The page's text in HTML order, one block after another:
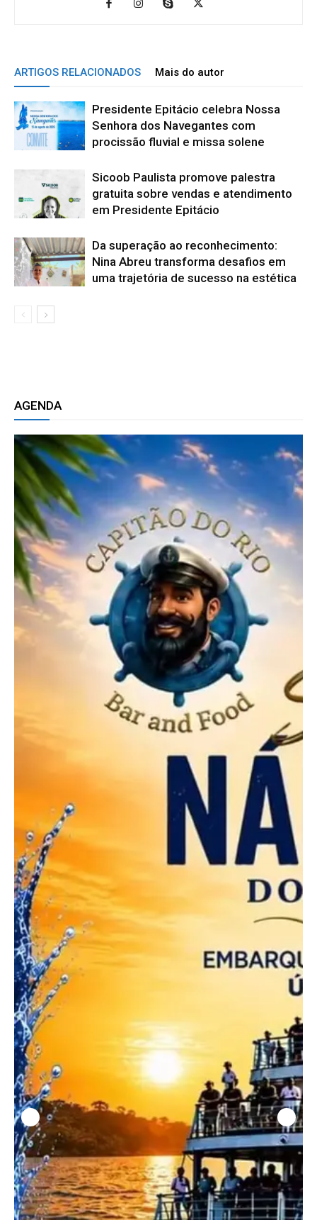
ARTIGOS RELACIONADOS Mais do autor
Presidente Epitácio celebra Nossa
Senhora dos Navegantes com
procissão fluvial e missa solene
Sicoob Paulista promove palestra
gratuita sobre vendas e atendimento
em Presidente Epitácio
Da superação ao reconhecimento:
Nina Abreu transforma desafios em
uma trajetória de sucesso na estética
AGENDA